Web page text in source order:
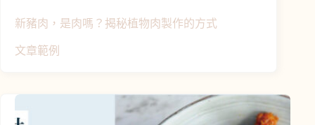
新豬肉，是肉嗎？揭秘植物肉製作的方式
文章範例